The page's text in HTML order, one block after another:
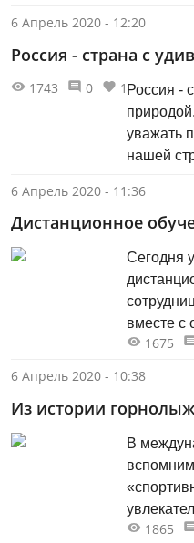
6 Апрель 2020 - 12:20
Россия - страна с
Россия -
уважать
нашей
1743 0 1
6 Апрель 2020 - 11:36
Дистанционное
Сегодня
вместе с
1675
6 Апрель 2020 - 10:38
Из истории
В
спорта в
1865